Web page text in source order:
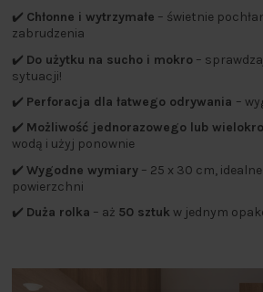
✔️ Chłonne i wytrzymałe – świetnie
zabrudzenia
✔️ Do użytku na sucho i mokro –
sytuacji!
✔️ Perforacja dla łatwego odrywania –
✔️ Możliwość jednorazowego lub
wodą i użyj ponownie
✔️ Wygodne wymiary – 25 x 30 cm,
powierzchni
✔️ Duża rolka – aż 50 sztuk w jednym